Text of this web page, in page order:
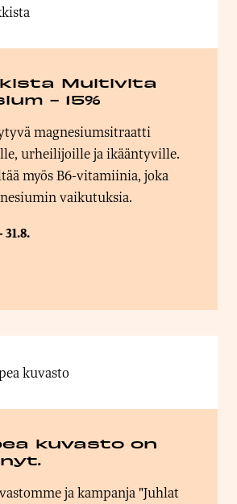
Multivita
- 15%
urheilijoille ja ikääntyville.
myös B6-vitamiinia, joka
vaikutuksia.
31.8.
kuvasto on